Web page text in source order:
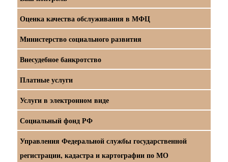
Оценка качества обслуживания в МФЦ
Министерство социального развития
Внесудебное банкротство
Платные услуги
Услуги в электронном виде
Социальный фонд РФ
Управления Федеральной службы государственной
регистрации, кадастра и картографии по МО